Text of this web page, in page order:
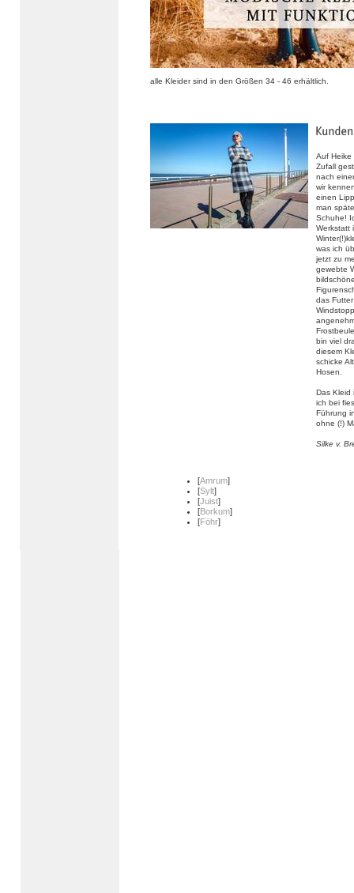
alle Kleider sind in den Größen 34 - 46 erhältlich.
Auf Heike
Zufall
nach
wir
einen
man
Schuhe!
Werkstatt
was ich
jetzt zu
gewebte
das
bin viel
diesem
schicke
Hosen.
Das Kleid
ich bei
Führung
ohne (!)
Silke v.
[Amrum]
[Sylt]
[Juist]
[Borkum]
[Föhr]